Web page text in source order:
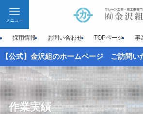
メニュー
採用情報 お問い合わせ TOPページ 事
のホームページ ご訪問いただきありが
作業実績